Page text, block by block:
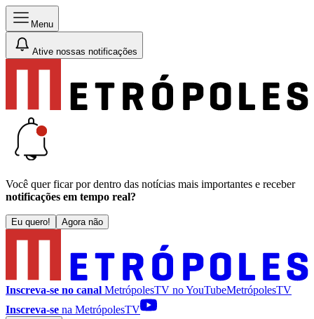
Menu
Ative nossas notificações
Você quer ficar por dentro das notícias mais importantes e receber
notificações em tempo real?
Eu quero! Agora não
Inscreva-se no canal MetrópolesTV noYouTubeMetrópolesTV
Inscreva-se na MetrópolesTV